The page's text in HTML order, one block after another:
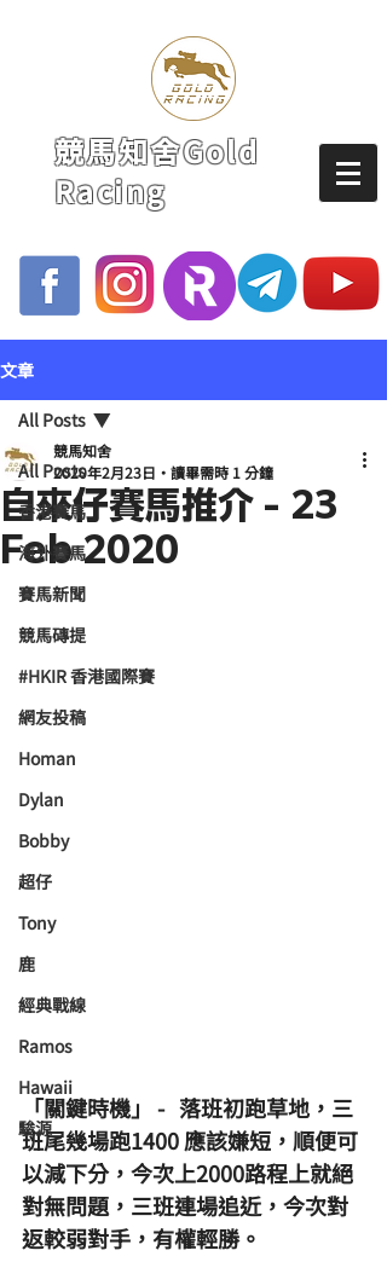
競馬知舍Gold
Racing
文章
All Posts
香港賽馬
海外賽馬
賽馬新聞
競馬磚提
#HKIR 香港國際賽
網友投稿
Homan
Dylan
Bobby
超仔
Tony
鹿
經典戰線
Ramos
Hawaii
駿源
All Posts
自來仔賽馬推介 - 23
Feb 2020
競馬知舍
2020年2月23日
讀畢需時 1 分鐘
「關鍵時機」 -   落班初跑草地，三
班尾幾場跑1400 應該嫌短，順便可
以減下分，今次上2000路程上就絕
對無問題，三班連場追近，今次對
返較弱對手，有權輕勝。